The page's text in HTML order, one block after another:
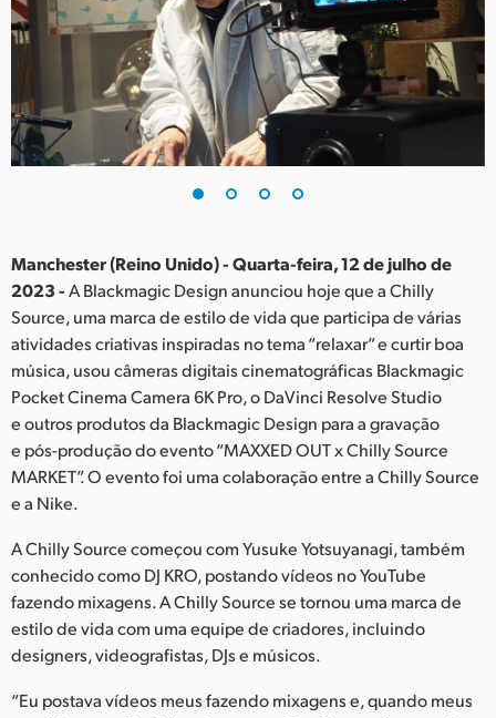
Denmark
Finland
France
Germany
India
Japan
Korea
Mexico
Netherlands
New Zealand
Norway
Manchester (Reino Unido) - Quarta-feira, 12 de julho de
2023 -A Blackmagic Design anunciou hoje que a Chilly
Source, uma marca de estilo de vida que participa de várias
atividades criativas inspiradas no tema “relaxar” e curtir boa
música, usou câmeras digitais cinematográficas Blackmagic
Pocket Cinema Camera 6K Pro, o DaVinci Resolve Studio
e outros produtos da Blackmagic Design para a gravação
e pós-produção do evento “MAXXED OUT x Chilly Source
MARKET”. O evento foi uma colaboração entre a Chilly Source
e a Nike.
A Chilly Source começou com Yusuke Yotsuyanagi, também
conhecido como DJ KRO, postando vídeos no YouTube
fazendo mixagens. A Chilly Source se tornou uma marca de
estilo de vida com uma equipe de criadores, incluindo
designers, videografistas, DJs e músicos.
“Eu postava vídeos meus fazendo mixagens e, quando meus